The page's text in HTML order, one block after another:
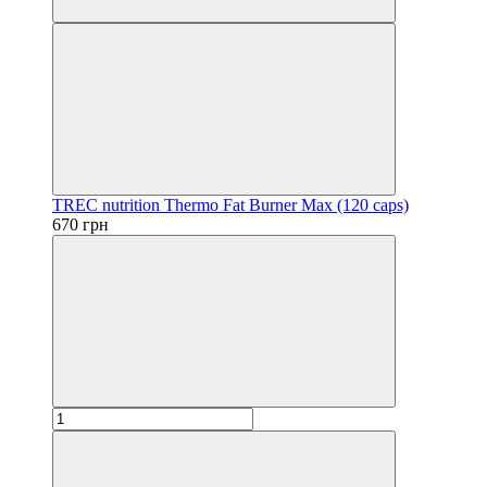
TREC nutrition Thermo Fat Burner Max (120 caps)
670 грн